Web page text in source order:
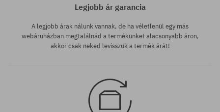
Legjobb ár garancia
A legjobb árak nálunk vannak, de ha véletlenül egy más
webáruházban megtalálnád a termékünket alacsonyabb áron,
akkor csak neked levisszük a termék árát!